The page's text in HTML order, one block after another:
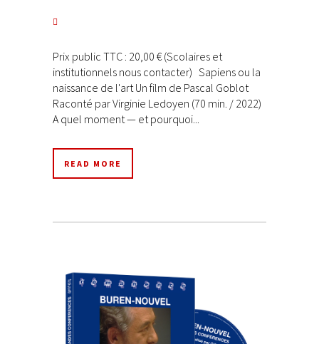
Prix public TTC : 20,00 € (Scolaires et
institutionnels nous contacter) Sapiens ou la
naissance de l'art Un film de Pascal Goblot
Raconté par Virginie Ledoyen (70 min. / 2022)
A quel moment — et pourquoi...
READ MORE